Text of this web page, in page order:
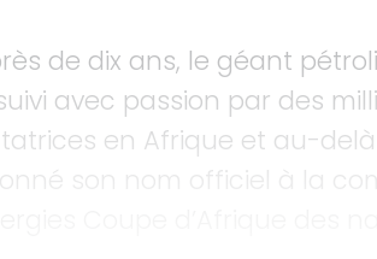
de dix ans, le géant
avec passion par des
en Afrique et au-
son nom officiel à la
Coupe d’Afrique des